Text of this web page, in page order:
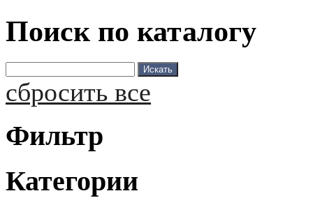
Поиск по каталогу
сбросить все
Фильтр
Категории